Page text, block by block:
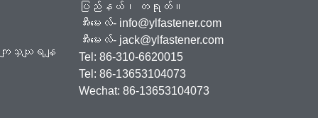
ျသှယျရနျ
ပြည်နယ်၊ တရုတ်။
အီးမေးလ်- info@ylfastener.com
အီးမေးလ်- jack@ylfastener.com
Tel: 86-310-6620015
Tel: 86-13653104073
Wechat: 86-13653104073